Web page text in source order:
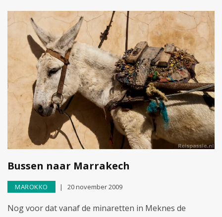
Bussen naar Marrakech
MAROKKO 20 november 2009
Nog voor dat vanaf de minaretten in Meknes de